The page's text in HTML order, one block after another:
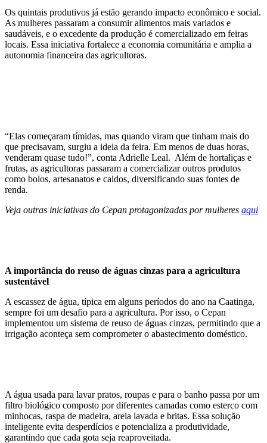
Os quintais produtivos já estão gerando impacto econômico e social.
As mulheres passaram a consumir alimentos mais variados e
saudáveis, e o excedente da produção é comercializado em feiras
locais. Essa iniciativa fortalece a economia comunitária e amplia a
autonomia financeira das agricultoras.
“Elas começaram tímidas, mas quando viram que tinham mais do
que precisavam, surgiu a ideia da feira. Em menos de duas horas,
venderam quase tudo!”, conta Adrielle Leal. Além de hortaliças e
frutas, as agricultoras passaram a comercializar outros produtos
como bolos, artesanatos e caldos, diversificando suas fontes de
renda.
Veja outras iniciativas do Cepan protagonizadas por mulheres aqui
A importância do reuso de águas cinzas para a agricultura
sustentável
A escassez de água, típica em alguns períodos do ano na Caatinga,
sempre foi um desafio para a agricultura. Por isso, o Cepan
implementou um sistema de reuso de águas cinzas, permitindo que a
irrigação aconteça sem comprometer o abastecimento doméstico.
A água usada para lavar pratos, roupas e para o banho passa por um
filtro biológico composto por diferentes camadas como esterco com
minhocas, raspa de madeira, areia lavada e britas. Essa solução
inteligente evita desperdícios e potencializa a produtividade,
garantindo que cada gota seja reaproveitada.